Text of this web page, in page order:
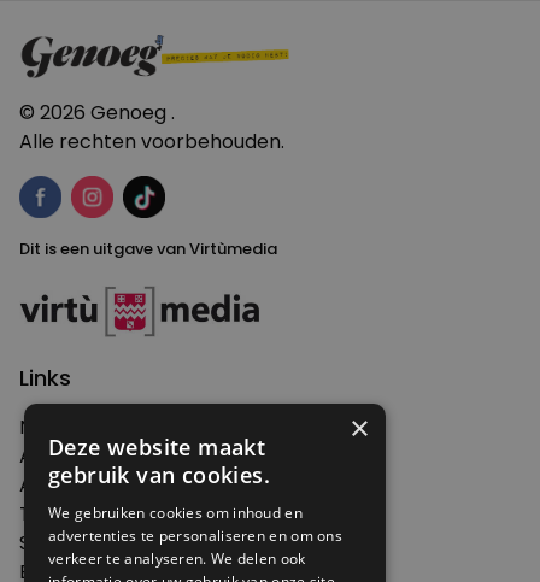
© 2026 Genoeg .
Alle rechten voorbehouden.
Dit is een uitgave van Virtùmedia
Links
Nieuws
Artikelen
Agenda
Thema's
Shop
Edities
×
Deze website maakt
gebruik van cookies.
We gebruiken cookies om inhoud en
advertenties te personaliseren en om ons
verkeer te analyseren. We delen ook